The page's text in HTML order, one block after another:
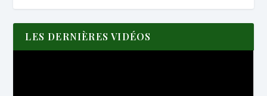
LES DERNIÈRES VIDÉOS